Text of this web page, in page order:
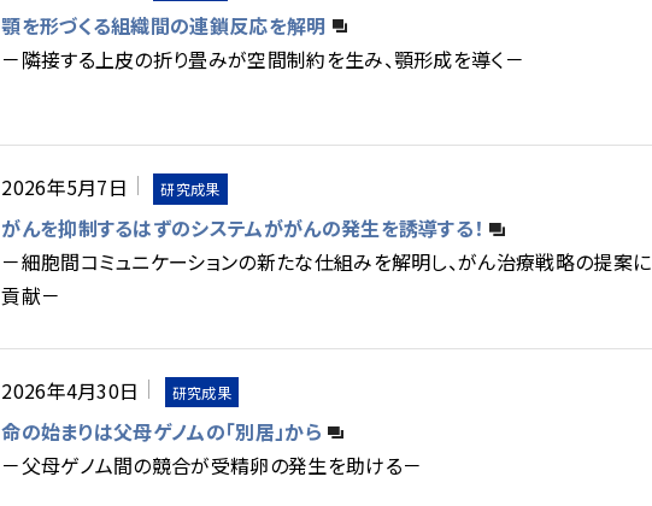
顎を形づくる組織間の連鎖反応を解明
－隣接する上皮の折り畳みが空間制約を生み、顎形成を導く－
2026年5月7日 研究成果
がんを抑制するはずのシステムががんの発生を誘導する！
－細胞間コミュニケーションの新たな仕組みを解明し、がん治療戦略の提案に
貢献－
2026年4月30日 研究成果
命の始まりは父母ゲノムの「別居」から
－父母ゲノム間の競合が受精卵の発生を助ける－